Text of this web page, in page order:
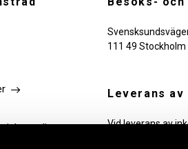
medier
111 49 Stockholm
Leverans
Vid leverans av